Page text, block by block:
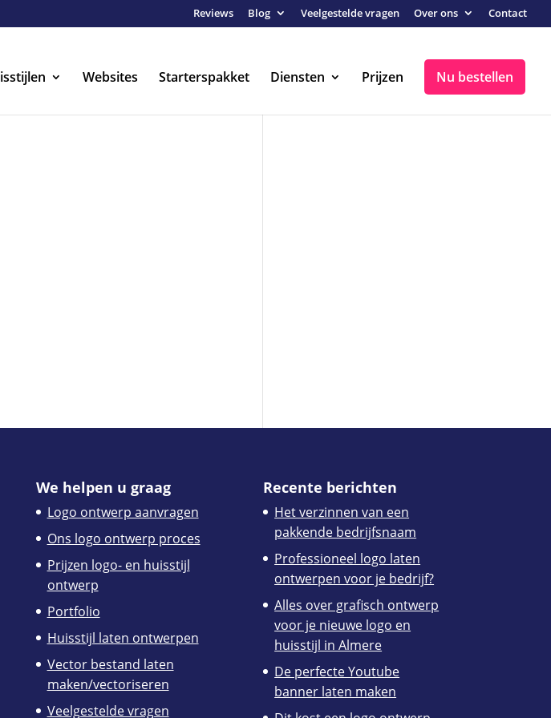
Reviews Blog Veelgestelde vragen Over ons Contact
Websites Starterspakket Diensten Prijzen Nu bestellen
We helpen u graag
Logo ontwerp aanvragen
Ons logo ontwerp proces
Prijzen logo- en huisstijl
ontwerp
Portfolio
Huisstijl laten ontwerpen
Vector bestand laten
maken/vectoriseren
Veelgestelde vragen
Recente berichten
Het verzinnen van een
pakkende bedrijfsnaam
Professioneel logo laten
ontwerpen voor je bedrijf?
Alles over grafisch ontwerp
voor je nieuwe logo en
huisstijl in Almere
De perfecte Youtube
banner laten maken